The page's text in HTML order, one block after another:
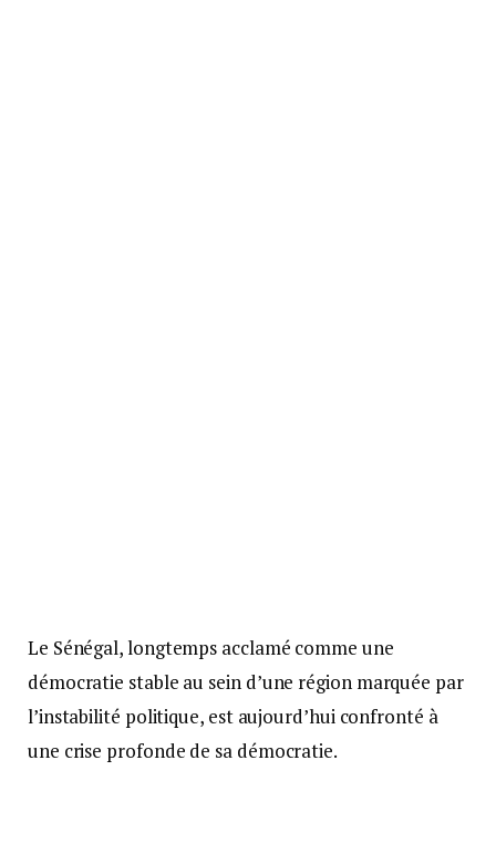
Le Sénégal, longtemps acclamé comme une
démocratie stable au sein d’une région marquée par
l’instabilité politique, est aujourd’hui confronté à
une crise profonde de sa démocratie.